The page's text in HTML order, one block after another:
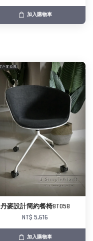
加入購物車
丹麥設計簡約餐椅BT058
NT$ 5,616
加入購物車